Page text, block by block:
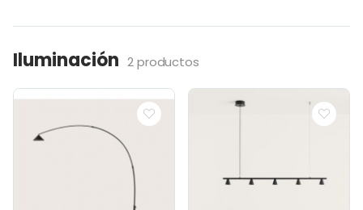
Iluminación 2 productos